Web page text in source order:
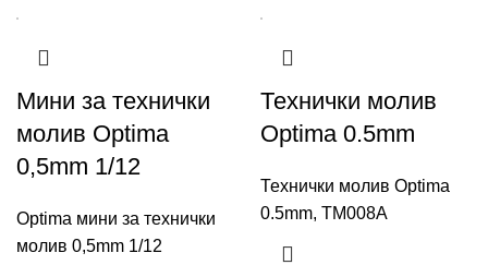
Мини за технички
молив Optima
0,5mm 1/12
Optima мини за технички
молив 0,5mm 1/12
Технички молив
Optima 0.5mm
Технички молив Optima
0.5mm, TM008A